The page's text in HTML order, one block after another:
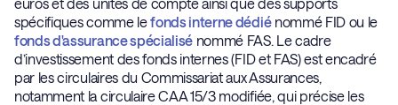
spécifiques comme lefonds interne dédiénommé FID ou le
fonds d'assurance spécialisé nommé FAS. Le cadre
d’investissement des fonds internes (FID et FAS) est encadré
par les circulaires du Commissariat aux Assurances,
notamment la circulaire CAA 15/3 modifiée, qui précise les